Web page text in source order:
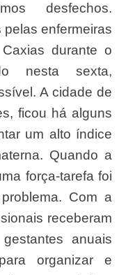
desfechos.
enfermeiras
durante o
nesta sexta,
A cidade de
ficou há alguns
um alto índice
Quando a
força-tarefa foi
Com a
receberam
anuais
organizar e